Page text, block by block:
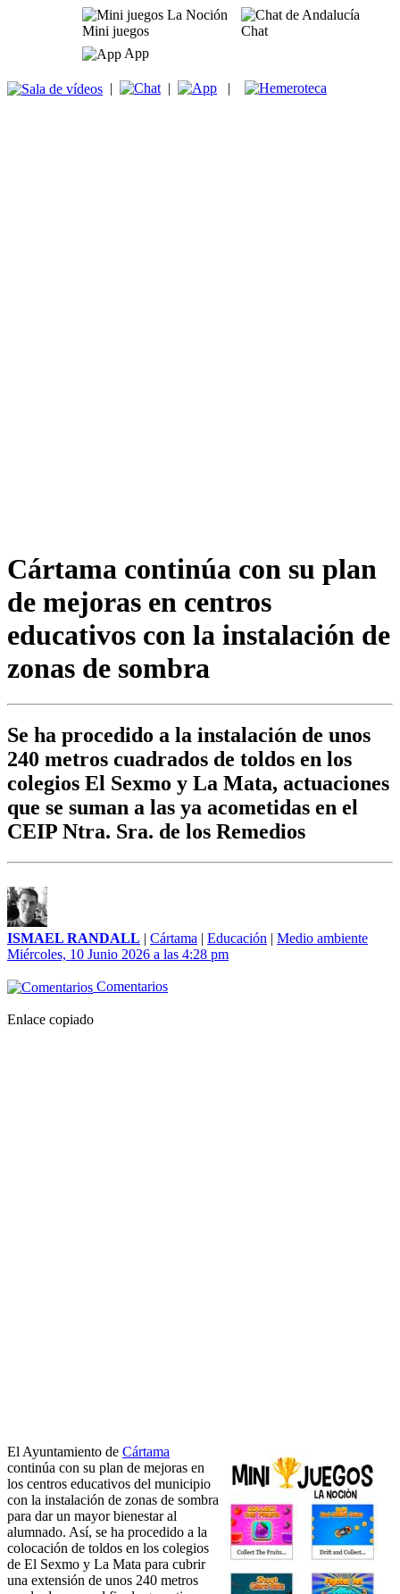
Mini juegos
Chat
App
| | |
Cártama continúa con su plan
de mejoras en centros
educativos con la instalación de
zonas de sombra
Se ha procedido a la instalación de unos
240 metros cuadrados de toldos en los
colegios El Sexmo y La Mata, actuaciones
que se suman a las ya acometidas en el
CEIP Ntra. Sra. de los Remedios
ISMAEL RANDALL | Cártama | Educación | Medio ambiente
Miércoles, 10 Junio 2026 a las 4:28 pm
Comentarios
Enlace copiado
El Ayuntamiento de Cártama
continúa con su plan de mejoras en
los centros educativos del municipio
con la instalación de zonas de sombra
para dar un mayor bienestar al
alumnado. Así, se ha procedido a la
colocación de toldos en los colegios
de El Sexmo y La Mata para cubrir
una extensión de unos 240 metros